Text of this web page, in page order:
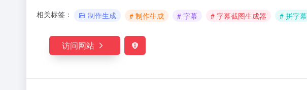
相关标签： 制作生成 # 制作生成 # 字幕 # 字幕截图生成器 # 拼字幕
访问网站